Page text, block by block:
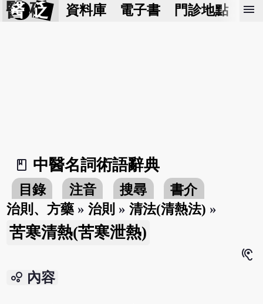
醫 砭 資料庫 電子書 門診地點 預
menu
book_2
中醫名詞術語辭典
目錄 注音 搜尋
書介
治則、方藥 »治則 »清法(清熱法) »
苦寒清熱(苦寒泄熱)
hearing
bubble_chart 內容